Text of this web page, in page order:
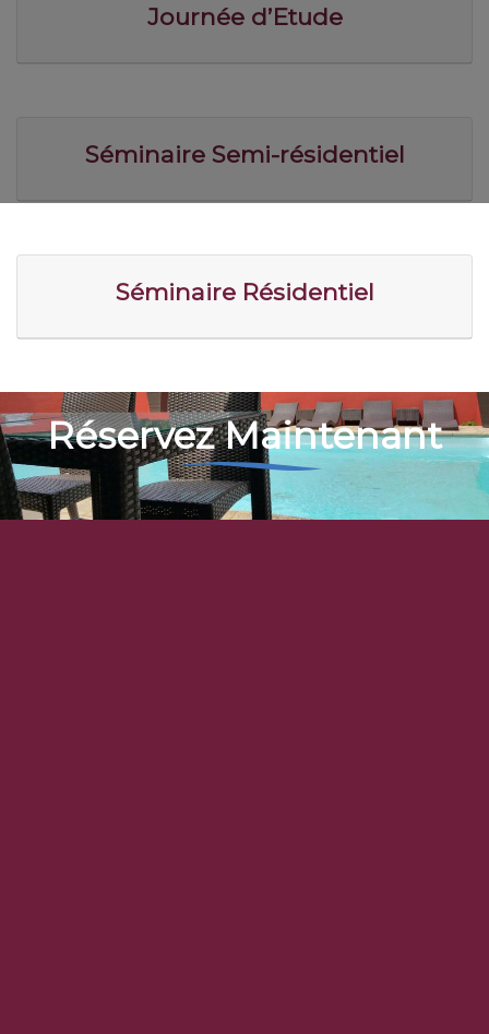
Journée d’Etude
Séminaire Semi-résidentiel
Séminaire Résidentiel
Réservez Maintenant